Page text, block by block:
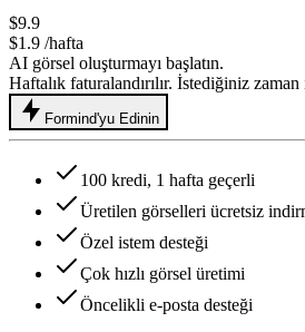
$9.9
$1.9 /hafta
AI görsel oluşturmayı başlatın.
Haftalık faturalandırılır. İstediğiniz
Formind'yu Edinin
100 kredi, 1 hafta geçerli
Üretilen görselleri ücretsiz
Özel istem desteği
Çok hızlı görsel üretimi
Öncelikli e-posta desteği